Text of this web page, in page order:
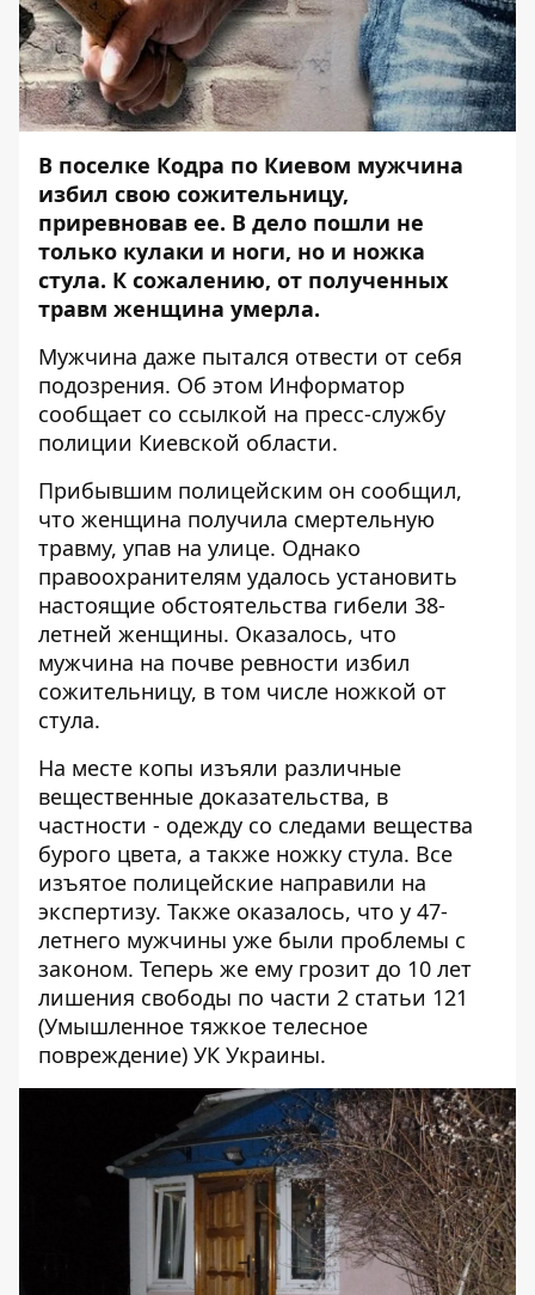
В поселке Кодра по Киевом мужчина
избил свою сожительницу,
приревновав ее. В дело пошли не
только кулаки и ноги, но и ножка
стула. К сожалению, от полученных
травм женщина умерла.
Мужчина даже пытался отвести от себя
подозрения. Об этом Информатор
сообщает со ссылкой на пресс-службу
полиции Киевской области.
Прибывшим полицейским он сообщил,
что женщина получила смертельную
травму, упав на улице. Однако
правоохранителям удалось установить
настоящие обстоятельства гибели 38-
летней женщины. Оказалось, что
мужчина на почве ревности избил
сожительницу, в том числе ножкой от
стула.
На месте копы изъяли различные
вещественные доказательства, в
частности - одежду со следами вещества
бурого цвета, а также ножку стула. Все
изъятое полицейские направили на
экспертизу. Также оказалось, что у 47-
летнего мужчины уже были проблемы с
законом. Теперь же ему грозит до 10 лет
лишения свободы по части 2 статьи 121
(Умышленное тяжкое телесное
повреждение) УК Украины.